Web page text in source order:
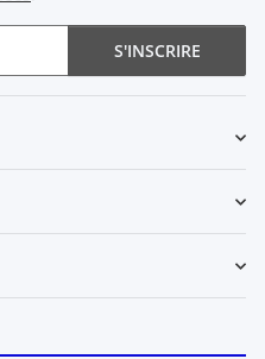
S'INSCRIRE